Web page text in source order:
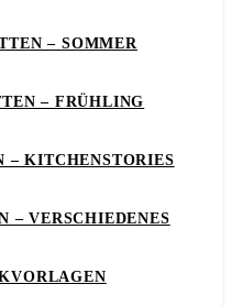
– SOMMER
– FRÜHLING
– KITCHENSTORIES
– VERSCHIEDENES